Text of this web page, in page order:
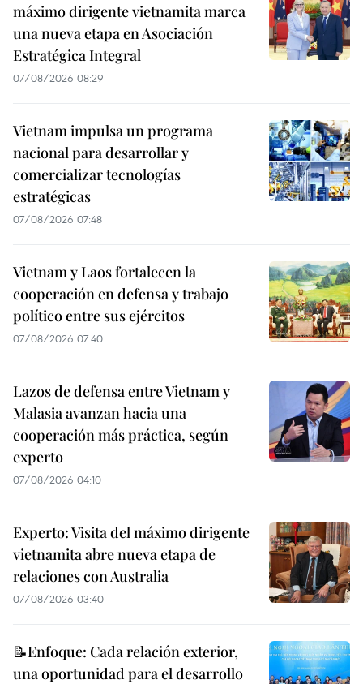
máximo dirigente vietnamita marca
una nueva etapa en Asociación
Estratégica Integral
07/08/2026 08:29
Vietnam impulsa un programa
nacional para desarrollar y
comercializar tecnologías
estratégicas
07/08/2026 07:48
Vietnam y Laos fortalecen la
cooperación en defensa y trabajo
político entre sus ejércitos
07/08/2026 07:40
Lazos de defensa entre Vietnam y
Malasia avanzan hacia una
cooperación más práctica, según
experto
07/08/2026 04:10
Experto: Visita del máximo dirigente
vietnamita abre nueva etapa de
relaciones con Australia
07/08/2026 03:40
📝Enfoque: Cada relación exterior,
una oportunidad para el desarrollo